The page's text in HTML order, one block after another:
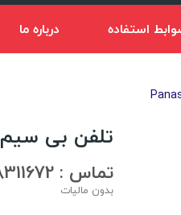
استفاده درباره ما
تلفن بی سیم Panasonic KX-TGB110
تماس : 02188311672-02188491013
بدون مالیات